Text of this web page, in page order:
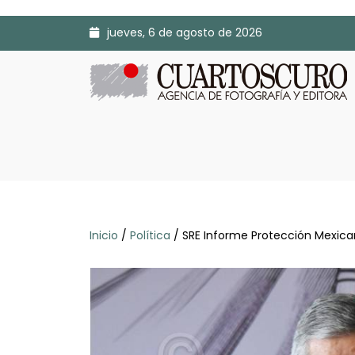
jueves, 6 de agosto de 2026
Inicio / Política / SRE Informe Protección